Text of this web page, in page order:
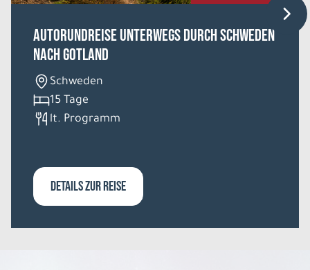
8 Tage
Mi. 02.12. - Mi. 09.12.2026
Polarlicht in Levi
REISE VERBINDLICH ANFRAGEN
Autorundreise Unterwegs durch Schweden
nach Gotland
Schweden
15 Tage
lt. Programm
DETAILS ZUR REISE